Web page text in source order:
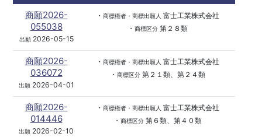
商願2026-
055038
出願2026-05-15
・ 商標権者・商標出願人 富士工業株式会社
・ 商標区分第２８類
商願2026-
036072
出願2026-04-01
・ 商標権者・商標出願人 富士工業株式会社
・ 商標区分第２１類、第２４類
商願2026-
014446
出願 2026-02-10
・ 商標権者・商標出願人 富士工業株式会社
・ 商標区分第６類、第４０類